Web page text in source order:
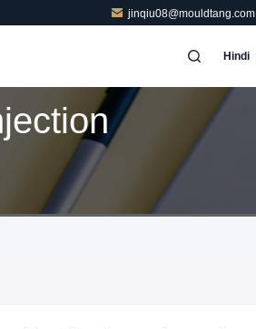
jinqiu08@mouldtang.com
Hindi